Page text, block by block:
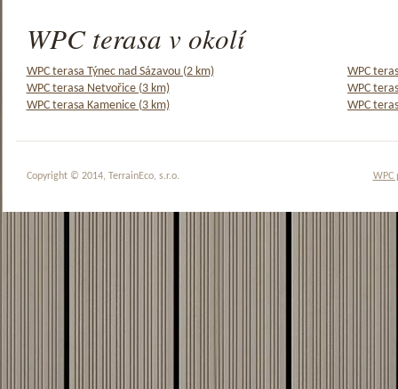
WPC terasa v okolí
WPC terasa Týnec nad Sázavou (2 km)
WPC
WPC terasa Netvořice (3 km)
WPC
WPC terasa Kamenice (3 km)
WPC
WPC
Copyright © 2014, TerrainEco, s.r.o.